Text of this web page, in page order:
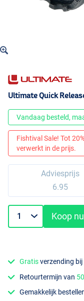
Ultimate Quick
Vandaag besteld,
Fishtival Sale! Tot
verwerkt in de prijs.
Adviesprijs
6.95
Koop nu
Gratisverzending
Retourtermijn van
Gemakkelijk